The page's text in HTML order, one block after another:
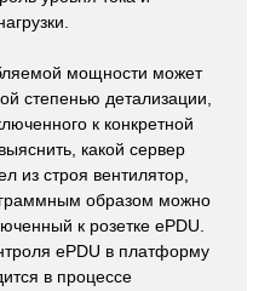
мощности может
степенью детализации,
к конкретной
какой сервер
из строя вентилятор,
образом можно
к розетке ePDU.
ePDU в платформу
в процессе